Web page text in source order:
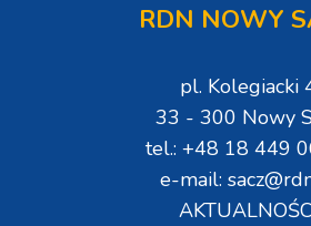
RDN NOWY
pl. Kolegiacki
33 - 300 Nowy
tel.: +48 18 449
e-mail: